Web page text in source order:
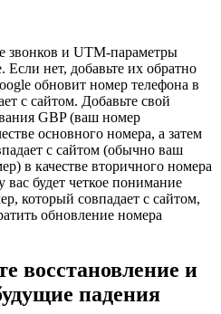
звонков и UTM-параметры
нет, добавьте их обратно
обновит номер телефона в
с сайтом. Добавьте свой
GBP (ваш номер
основного номера, а затем
с сайтом (обычно ваш
в качестве вторичного номера
будет четкое понимание
который совпадает с сайтом,
обновление номера
восстановление и
падения